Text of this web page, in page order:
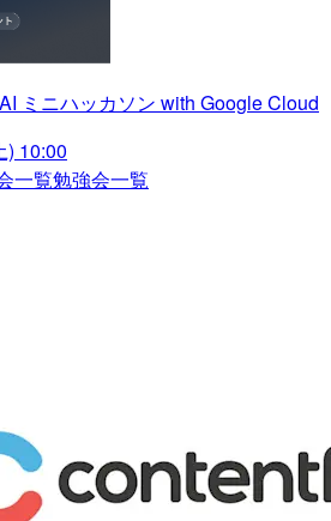
ミニハッカソン with Google Cloud
) 10:00
一覧勉強会一覧